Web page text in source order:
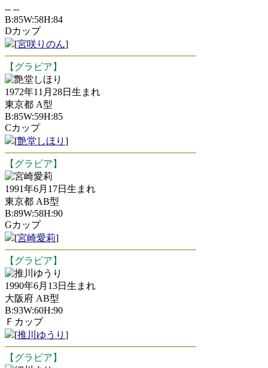
-- --
B:85W:58H:84
Dカップ
[宮咲りのん]
【グラビア】
艶堂しほり
1972年11月28日生まれ
東京都 A型
B:85W:59H:85
Cカップ
[艶堂しほり ]
【グラビア】
宮崎愛莉
1991年6月17日生まれ
東京都 AB型
B:89W:58H:90
Gカップ
[宮崎愛莉]
【グラビア】
推川ゆうり
1990年6月13日生まれ
大阪府 AB型
B:93W:60H:90
Ｆカップ
[推川ゆうり ]
【グラビア】